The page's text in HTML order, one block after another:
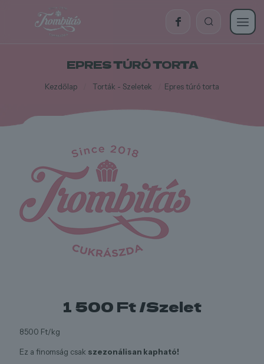
EPRES TÚRÓ TORTA
Kezdőlap Torták - Szeletek Epres túró torta
1 500 Ft/Szelet
8500 Ft/kg
Ez a finomság csak szezonálisan kapható!